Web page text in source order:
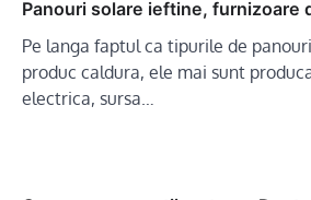
Panouri solare ieftine, furnizoare
Pe langa faptul ca tipurile de
produc caldura, ele mai sunt
electrica, sursa…